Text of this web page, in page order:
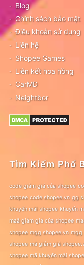
Blog
Chính sách bảo mật
Điều khoản sử dụng
Liên hệ
Shopee Games
Liên kết hoa hồng
CarMD
Neightbor
Tìm Kiếm Phổ
code giảm giá của shopee
shopee code shopee.vn gg
khuyến mãi shopee khuyến
maã giảm giá của shopee
shopee mgg shopee.vn mgg
shopee mã giảm giá
shopee mã khuyến mãi